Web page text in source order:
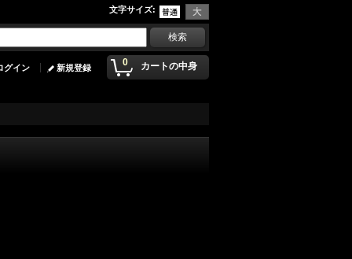
文字サイズ:
0 カートの中身
グイン 新規登録